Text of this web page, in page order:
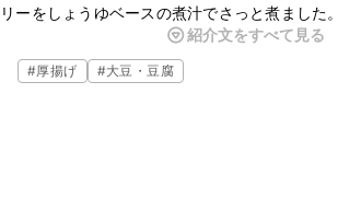
リーをしょうゆベースの煮汁でさっと煮ました
とてもおいしいですよ。ぜひお試しください。
紹介文をすべて見る
#厚揚げ #大豆・豆腐